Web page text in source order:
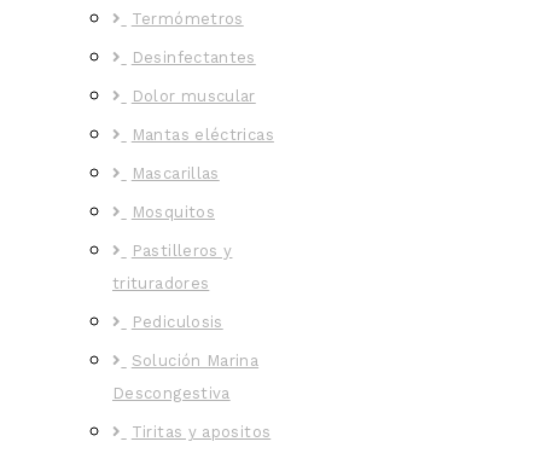
Termómetros
Desinfectantes
Dolor muscular
Mantas eléctricas
Mascarillas
Mosquitos
Pastilleros y
trituradores
Pediculosis
Solución Marina
Descongestiva
Tiritas y apositos